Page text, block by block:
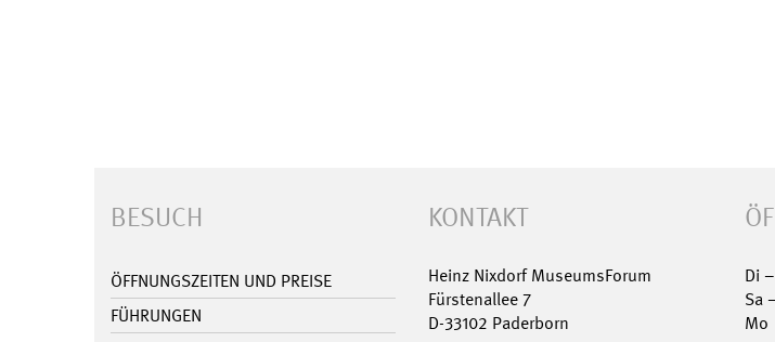
BESUCH
ÖFFNUNGSZEITEN UND PREISE
FÜHRUNGEN
KONTAKT
Heinz Nixdorf MuseumsForum
Fürstenallee 7
D-33102 Paderborn
Di
Sa
Mo